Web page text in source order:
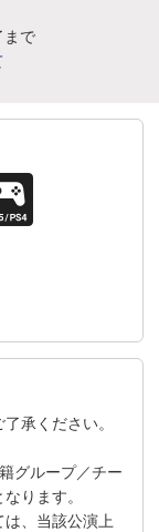
まで
承ください。
グループ／チー
ります。
、当該公演上